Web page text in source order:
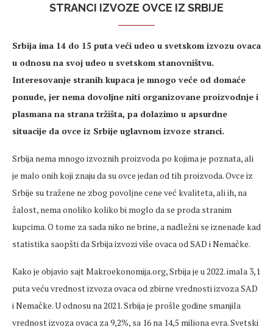
STRANCI IZVOZE OVCE IZ SRBIJE
Srbija ima 14 do 15 puta veći udeo u svetskom izvozu ovaca
u odnosu na svoj udeo u svetskom stanovništvu.
Interesovanje stranih kupaca je mnogo veće od domaće
ponude, jer nema dovoljne niti organizovane proizvodnje i
plasmana na strana tržišta, pa dolazimo u apsurdne
situacije da ovce iz Srbije uglavnom izvoze stranci.
Srbija nema mnogo izvoznih proizvoda po kojima je poznata, ali
je malo onih koji znaju da su ovce jedan od tih proizvoda. Ovce iz
Srbije su tražene ne zbog povoljne cene već kvaliteta, ali ih, na
žalost, nema onoliko koliko bi moglo da se proda stranim
kupcima. O tome za sada niko ne brine, a nadležni se iznenade kad
statistika saopšti da Srbija izvozi više ovaca od SAD i Nemačke.
Kako je objavio sajt Makroekonomija.org, Srbija je u 2022. imala 3,1
puta veću vrednost izvoza ovaca od zbirne vrednosti izvoza SAD
i Nemačke. U odnosu na 2021. Srbija je prošle godine smanjila
vrednost izvoza ovaca za 9,2%, sa 16 na 14,5 miliona evra. Svetski